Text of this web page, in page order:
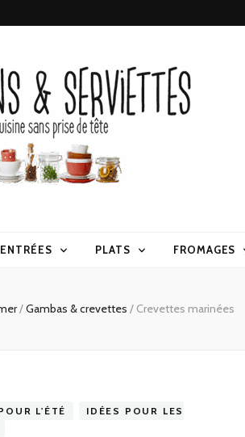
ENTRÉES PLATS FROMAGES
/Gambas & crevettes / Crevettes marinées
L'ÉTÉ
IDÉES POUR LES